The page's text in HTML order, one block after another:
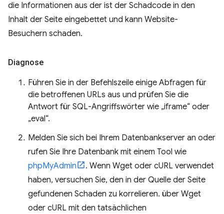
die Informationen aus der ist der Schadcode in den
Inhalt der Seite eingebettet und kann Website-
Besuchern schaden.
Diagnose
Führen Sie in der Befehlszeile einige Abfragen für
die betroffenen URLs aus und prüfen Sie die
Antwort für SQL-Angriffswörter wie „iframe“ oder
„eval“.
Melden Sie sich bei Ihrem Datenbankserver an oder
rufen Sie Ihre Datenbank mit einem Tool wie
phpMyAdmin
. Wenn Wget oder cURL verwendet
haben, versuchen Sie, den in der Quelle der Seite
gefundenen Schaden zu korrelieren. über Wget
oder cURL mit den tatsächlichen